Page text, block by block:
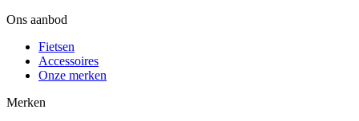
Ons aanbod
Fietsen
Accessoires
Onze merken
Merken